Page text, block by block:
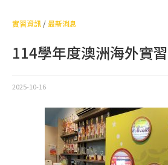
實習資訊 /最新消息
114學年度澳洲海外實
2025-10-16